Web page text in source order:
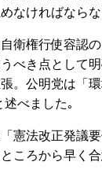
なければなら
衛権行使容認
べき点として
張。公明党は「
べました｡
憲法改正発議
ころから早く